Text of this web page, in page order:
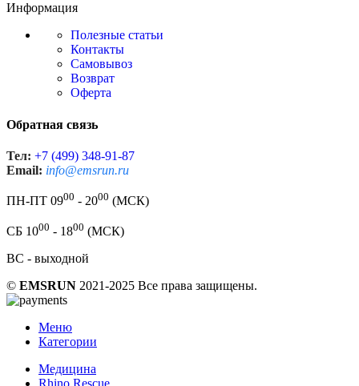
Информация
Полезные статьи
Контакты
Самовывоз
Возврат
Оферта
Обратная связь
Тел: +7 (499) 348-91-87
Email: info@emsrun.ru
ПН-ПТ 0900 - 2000 (МСК)
СБ 1000 - 1800 (МСК)
ВС - выходной
© EMSRUN 2021-2025 Все права защищены.
Меню
Категории
Медицина